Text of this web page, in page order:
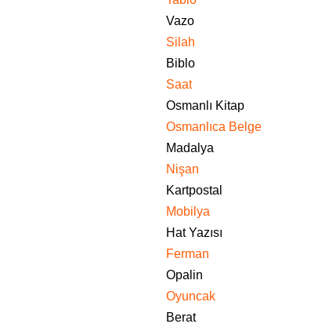
Vazo
Silah
Biblo
Saat
Osmanlı Kitap
Osmanlıca Belge
Madalya
Nişan
Kartpostal
Mobilya
Hat Yazısı
Ferman
Opalin
Oyuncak
Berat